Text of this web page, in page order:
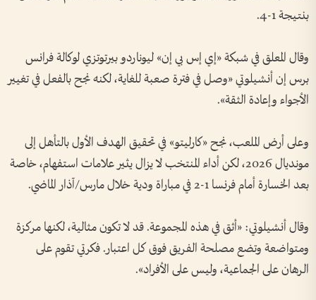
بنتيجة 1-4.
وقال المعلق في شبكة «إي إس بي إن» ليوناردو بيرتوتزي لوكالة فرانس
برس إن أنشيلوتي «وصل في فترة صعبة للغاية، لكنه نجح بالفعل في تغيير
الأجواء وإعادة الثقة».
وعلى أرض الملعب، نجح «كارليتو» في تحقيق الهدف الأول بالتأهل إلى
مونديال 2026، لكن أداء المنتخب لا يزال يثير علامات استفهام، خاصة
بعد الخسارة أمام فرنسا 1-2 في مباراة ودية خلال مارس/آذار الماضي.
وقال أنشيلوتي: «أثق في هذه المجموعة. قد لا تكون مثالية، لكنها مركزة
ومتواضعة وتضع مصلحة الفريق فوق كل اعتبار. فكرتي تقوم على
الرهان على الجماعية، وليس على الأفراد».